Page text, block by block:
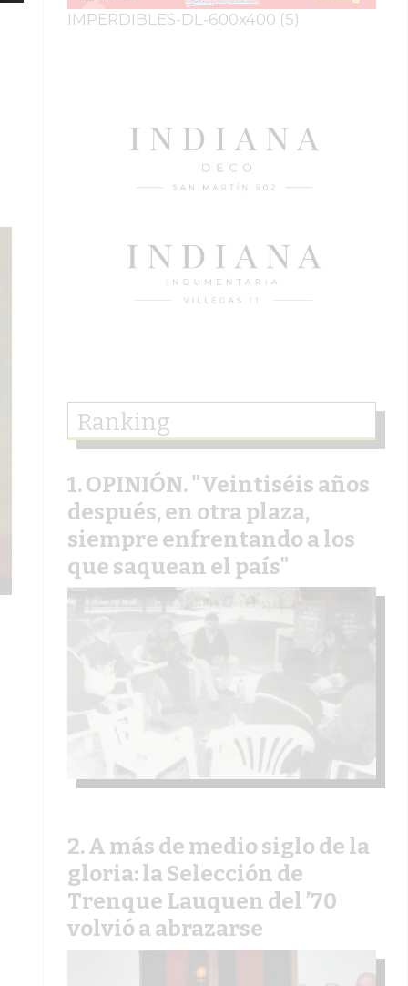
IMPERDIBLES-DL-600x400 (5)
Ranking
OPINIÓN. "Veintiséis años
después, en otra plaza,
siempre enfrentando a los
que saquean el país"
A más de medio siglo de la
gloria: la Selección de
Trenque Lauquen del ’70
volvió a abrazarse